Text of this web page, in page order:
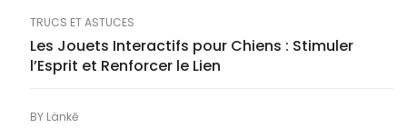
TRUCS ET ASTUCES
Les Jouets Interactifs pour Chiens : Stimuler
l’Esprit et Renforcer le Lien
BY Länkē